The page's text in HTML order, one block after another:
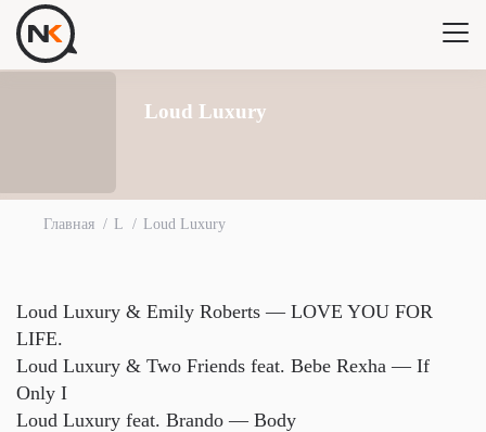
Loud Luxury
Главная L Loud Luxury
Loud Luxury & Emily Roberts — LOVE YOU FOR
LIFE.
Loud Luxury & Two Friends feat. Bebe Rexha — If
Only I
Loud Luxury feat. Brando — Body